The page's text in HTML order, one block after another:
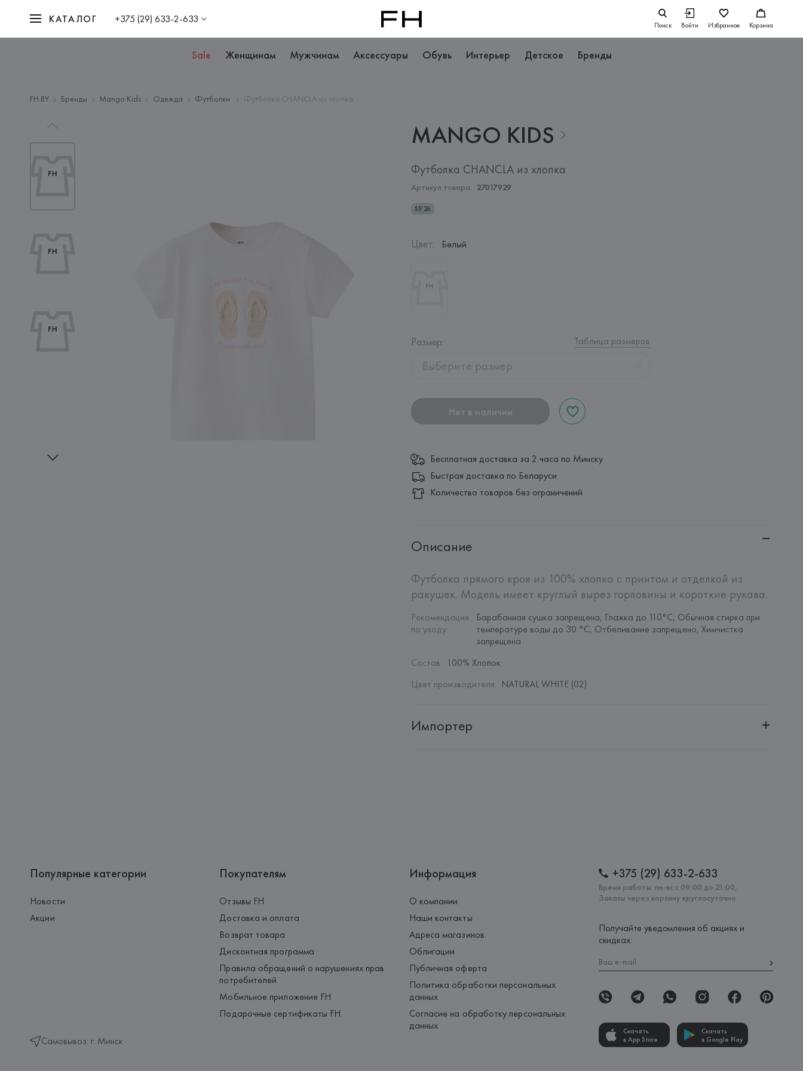
КАТАЛОГ +375 (29) 633-2-633 Поиск Войти Избранное Корзина
Sale Женщинам Мужчинам Аксессуары Обувь Интерьер Детское Бренды
FH.BY Бренды Mango Kids Одежда Футболки Футболка CHANCLA из хлопка
MANGO KIDS
Футболка CHANCLA из хлопка
Артикул товара: 27017929
SS'26
Цвет: Белый
Размер: Таблица размеров
Выберите размер
Нет в наличии
Бесплатная доставка за 2 часа по Минску
Быстрая доставка по Беларуси
Количество товаров без ограничений
Описание
Футболка прямого кроя из 100% хлопка с принтом и отделкой из
ракушек. Модель имеет круглый вырез горловины и короткие рукава.
Рекомендация
по уходу:
Барабанная сушка запрещена, Глажка до 110°C, Обычная стирка при
температуре воды до 30 °C, Отбеливание запрещено, Химчистка
запрещена
Состав: 100% Хлопок
Цвет производителя: NATURAL WHITE (02)
Импортер
Популярные категории
Новости
Акции
Самовывоз: г. Минск
Покупателям
Отзывы FH
Доставка и оплата
Возврат товара
Дисконтная программа
Правила обращений о нарушениях прав
потребителей
Мобильное приложение FH
Подарочные сертификаты FH
Информация
О компании
Наши контакты
Адреса магазинов
Облигации
Публичная оферта
Политика обработки персональных
данных
Согласие на обработку персональных
данных
+375 (29) 633-2-633
Время работы: пн-вс с 09:00 до 21:00,
Заказы через корзину круглосуточно
Получайте уведомления об акциях и
скидках:
Скачать
в App Store
Скачать
в Google Play